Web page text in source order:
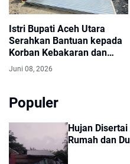
Istri Bupati Aceh Utara
Serahkan Bantuan kepada
Korban Kebakaran dan
Angin Kencang
Juni 08, 2026
Populer
Hujan
Rumah dan